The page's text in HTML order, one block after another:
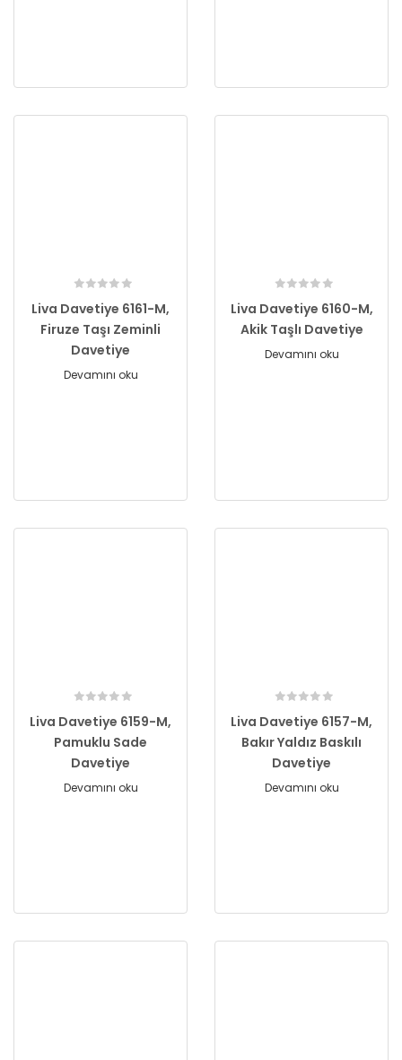
Liva Davetiye 6161-M,
Firuze Taşı Zeminli
Davetiye
Devamını oku
Liva Davetiye 6160-M,
Akik Taşlı Davetiye
Devamını oku
Liva Davetiye 6159-M,
Pamuklu Sade
Davetiye
Devamını oku
Liva Davetiye 6157-M,
Bakır Yaldız Baskılı
Davetiye
Devamını oku